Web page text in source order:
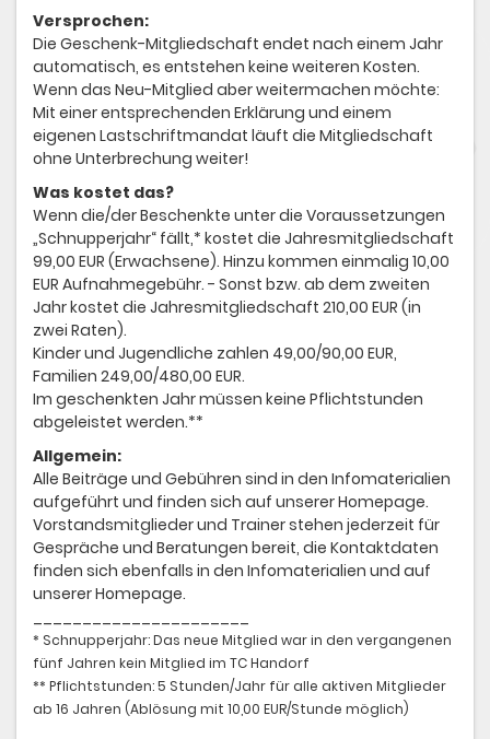
Versprochen:
Die Geschenk-Mitgliedschaft endet nach einem Jahr
automatisch, es entstehen keine weiteren Kosten.
Wenn das Neu-Mitglied aber weitermachen möchte:
Mit einer entsprechenden Erklärung und einem
eigenen Lastschriftmandat läuft die Mitgliedschaft
ohne Unterbrechung weiter!
Was kostet das?
Wenn die/der Beschenkte unter die Voraussetzungen
„Schnupperjahr“ fällt,* kostet die Jahresmitgliedschaft
99,00 EUR (Erwachsene). Hinzu kommen einmalig 10,00
EUR Aufnahmegebühr. - Sonst bzw. ab dem zweiten
Jahr kostet die Jahresmitgliedschaft 210,00 EUR (in
zwei Raten).
Kinder und Jugendliche zahlen 49,00/90,00 EUR,
Familien 249,00/480,00 EUR.
Im geschenkten Jahr müssen keine Pflichtstunden
abgeleistet werden.**
Allgemein:
Alle Beiträge und Gebühren sind in den Infomaterialien
aufgeführt und finden sich auf unserer Homepage.
Vorstandsmitglieder und Trainer stehen jederzeit für
Gespräche und Beratungen bereit, die Kontaktdaten
finden sich ebenfalls in den Infomaterialien und auf
unserer Homepage.
* Schnupperjahr: Das neue Mitglied war in den vergangenen
fünf Jahren kein Mitglied im TC Handorf
** Pflichtstunden: 5 Stunden/Jahr für alle aktiven Mitglieder
ab 16 Jahren (Ablösung mit 10,00 EUR/Stunde möglich)